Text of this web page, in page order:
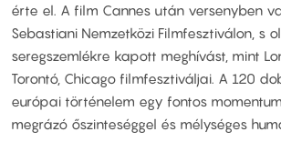
érte el. A film Cannes után versenyben
Sebastiani Nemzetközi Filmfesztiválon, s
seregszemlékre kapott meghívást, mint
Torontó, Chicago filmfesztiváljai. A 120
európai történelem egy fontos
megrázó őszinteséggel és mélységes